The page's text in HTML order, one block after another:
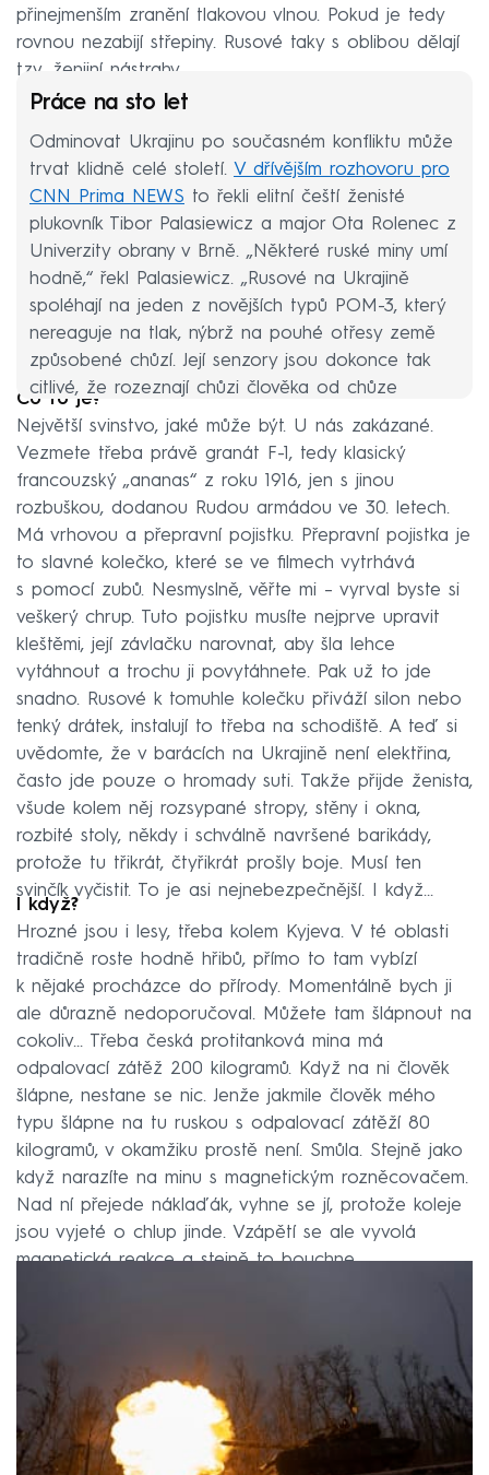
přinejmenším zranění tlakovou vlnou. Pokud je tedy
rovnou nezabijí střepiny. Rusové taky s oblibou dělají
tzv. ženijní nástrahy.
Práce na sto let
Odminovat Ukrajinu po současném konfliktu může
trvat klidně celé století. V dřívějším rozhovoru pro
CNN Prima NEWS to řekli elitní čeští ženisté
plukovník Tibor Palasiewicz a major Ota Rolenec z
Univerzity obrany v Brně. „Některé ruské miny umí
hodně,“ řekl Palasiewicz. „Rusové na Ukrajině
spoléhají na jeden z novějších typů POM-3, který
nereaguje na tlak, nýbrž na pouhé otřesy země
způsobené chůzí. Její senzory jsou dokonce tak
citlivé, že rozeznají chůzi člověka od chůze
zvířecí, případně od techniky. Pro nás je to pořád
do značné míry poněkud tajuplná mina.“
Co to je?
Největší svinstvo, jaké může být. U nás zakázané.
Vezmete třeba právě granát F-1, tedy klasický
francouzský „ananas“ z roku 1916, jen s jinou
rozbuškou, dodanou Rudou armádou ve 30. letech.
Má vrhovou a přepravní pojistku. Přepravní pojistka je
to slavné kolečko, které se ve filmech vytrhává
s pomocí zubů. Nesmyslně, věřte mi – vyrval byste si
veškerý chrup. Tuto pojistku musíte nejprve upravit
kleštěmi, její závlačku narovnat, aby šla lehce
vytáhnout a trochu ji povytáhnete. Pak už to jde
snadno. Rusové k tomuhle kolečku přiváží silon nebo
tenký drátek, instalují to třeba na schodiště. A teď si
uvědomte, že v barácích na Ukrajině není elektřina,
často jde pouze o hromady suti. Takže přijde ženista,
všude kolem něj rozsypané stropy, stěny i okna,
rozbité stoly, někdy i schválně navršené barikády,
protože tu třikrát, čtyřikrát prošly boje. Musí ten
svinčík vyčistit. To je asi nejnebezpečnější. I když…
I když?
Hrozné jsou i lesy, třeba kolem Kyjeva. V té oblasti
tradičně roste hodně hřibů, přímo to tam vybízí
k nějaké procházce do přírody. Momentálně bych ji
ale důrazně nedoporučoval. Můžete tam šlápnout na
cokoliv… Třeba česká protitanková mina má
odpalovací zátěž 200 kilogramů. Když na ni člověk
šlápne, nestane se nic. Jenže jakmile člověk mého
typu šlápne na tu ruskou s odpalovací zátěží 80
kilogramů, v okamžiku prostě není. Smůla. Stejně jako
když narazíte na minu s magnetickým rozněcovačem.
Nad ní přejede náklaďák, vyhne se jí, protože koleje
jsou vyjeté o chlup jinde. Vzápětí se ale vyvolá
magnetická reakce a stejně to bouchne.